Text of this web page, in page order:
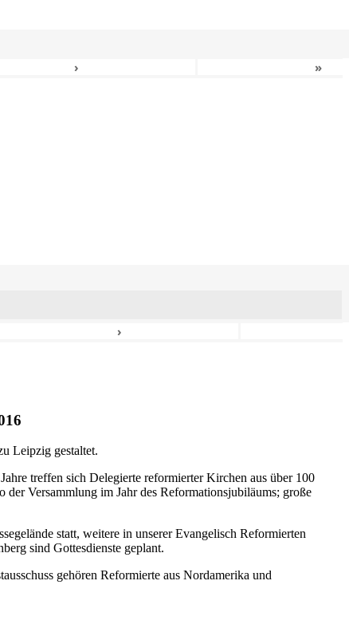
› »
›
Leipzig gestaltet.
treffen sich Delegierte reformierter Kirchen aus über 100
der Versammlung im Jahr des Reformationsjubiläums; große
statt, weitere in unserer Evangelisch Reformierten
sind Gottesdienste geplant.
gehören Reformierte aus Nordamerika und